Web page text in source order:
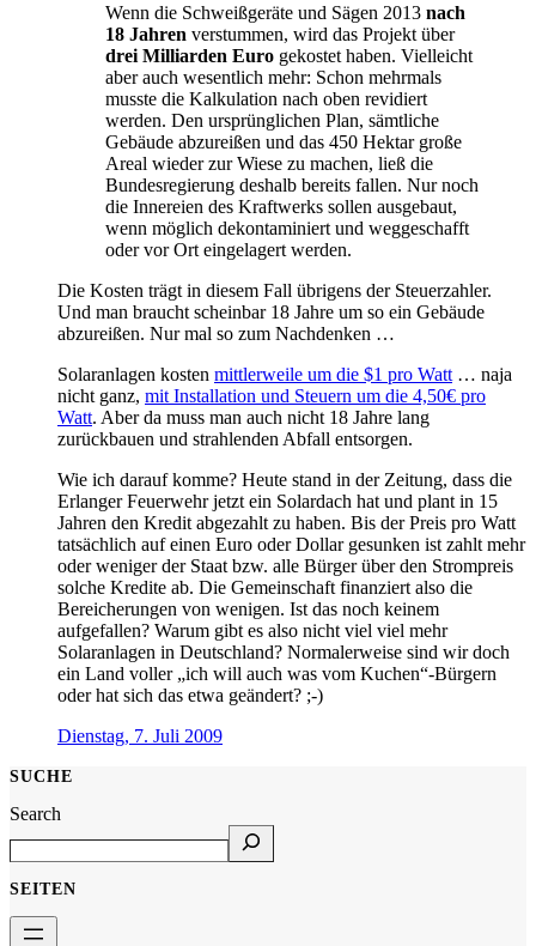
Wenn die Schweißgeräte und Sägen 2013 nach
18 Jahren verstummen, wird das Projekt über
drei Milliarden Euro gekostet haben. Vielleicht
aber auch wesentlich mehr: Schon mehrmals
musste die Kalkulation nach oben revidiert
werden. Den ursprünglichen Plan, sämtliche
Gebäude abzureißen und das 450 Hektar große
Areal wieder zur Wiese zu machen, ließ die
Bundesregierung deshalb bereits fallen. Nur noch
die Innereien des Kraftwerks sollen ausgebaut,
wenn möglich dekontaminiert und weggeschafft
oder vor Ort eingelagert werden.
Die Kosten trägt in diesem Fall übrigens der Steuerzahler.
Und man braucht scheinbar 18 Jahre um so ein Gebäude
abzureißen. Nur mal so zum Nachdenken …
Solaranlagen kosten mittlerweile um die $1 pro Watt … naja
nicht ganz, mit Installation und Steuern um die 4,50€ pro
Watt. Aber da muss man auch nicht 18 Jahre lang
zurückbauen und strahlenden Abfall entsorgen.
Wie ich darauf komme? Heute stand in der Zeitung, dass die
Erlanger Feuerwehr jetzt ein Solardach hat und plant in 15
Jahren den Kredit abgezahlt zu haben. Bis der Preis pro Watt
tatsächlich auf einen Euro oder Dollar gesunken ist zahlt mehr
oder weniger der Staat bzw. alle Bürger über den Strompreis
solche Kredite ab. Die Gemeinschaft finanziert also die
Bereicherungen von wenigen. Ist das noch keinem
aufgefallen? Warum gibt es also nicht viel viel mehr
Solaranlagen in Deutschland? Normalerweise sind wir doch
ein Land voller „ich will auch was vom Kuchen“-Bürgern
oder hat sich das etwa geändert? ;-)
Dienstag, 7. Juli 2009
SUCHE
Search
SEITEN